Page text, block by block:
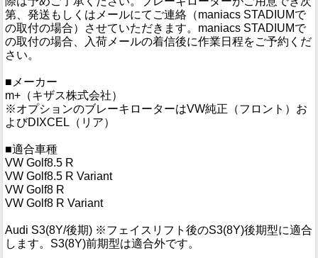
第、発送もしくはメールにてご連絡（maniacs STADIUMで
の取付の場合）させていただきます。maniacs STADIUMで
の取付の場合、入荷メールの着信後に作業日程をご予約くだ
さい。
■メーカー
m+（キザス株式会社）
※オプションのブレーキローターはVW純正（フロント）お
よびDIXCEL（リア）
■適合車種
VW Golf8.5 R
VW Golf8.5 R Variant
VW Golf8 R
VW Golf8 R Variant
Audi S3(8Y/後期) ※フェイスリフト後のS3(8Y)後期型に適合
します。S3(8Y)前期型は適合外です。